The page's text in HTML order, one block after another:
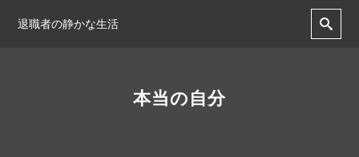
退職者の静かな生活
本当の自分